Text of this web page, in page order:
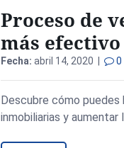
Proceso de
más
Fecha: abril 14, 2020 | 0
Descubre cómo
inmobiliarias y aumentar